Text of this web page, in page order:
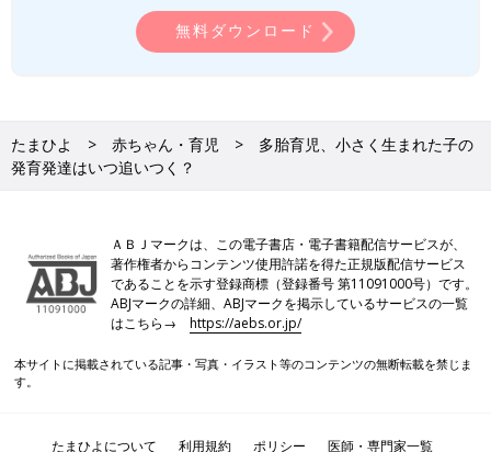
無料ダウンロード
たまひよ 赤ちゃん・育児
多胎育児、小さく生まれた子の
発育発達はいつ追いつく？
ＡＢＪマークは、この電子書店・電子書籍配信サービスが、
著作権者からコンテンツ使用許諾を得た正規版配信サービス
であることを示す登録商標（登録番号 第11091000号）です。
ABJマークの詳細、ABJマークを掲示しているサービスの一覧
はこちら→https://aebs.or.jp/
本サイトに掲載されている記事・写真・イラスト等のコンテンツの無断転載を禁じま
す。
たまひよについて 利用規約 ポリシー 医師・専門家一覧